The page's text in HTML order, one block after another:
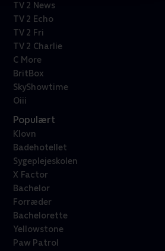
TV 2 News
TV 2 Echo
TV 2 Fri
TV 2 Charlie
C More
BritBox
SkyShowtime
Oiii
Populært
Klovn
Badehotellet
Sygeplejeskolen
X Factor
Bachelor
Forræder
Bachelorette
Yellowstone
Paw Patrol